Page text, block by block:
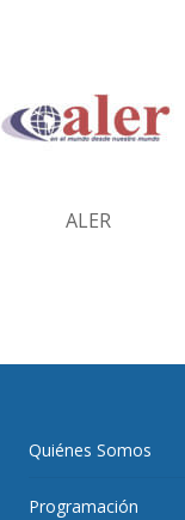
ALER
Quiénes Somos
Programación